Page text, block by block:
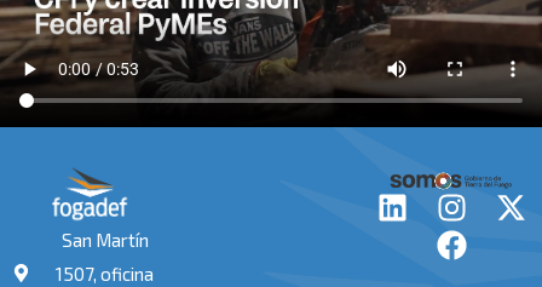
San Martín
1507, oficina
L
I
n
s
X
F
a
c